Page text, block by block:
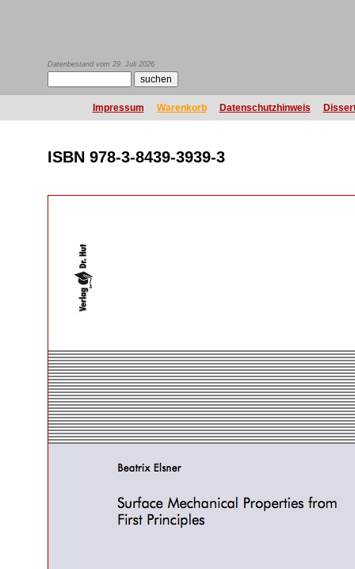
Datenbestand vom 29. Juli 2026
Impressum Warenkorb Datenschutzhinweis
ISBN 978-3-8439-3939-3